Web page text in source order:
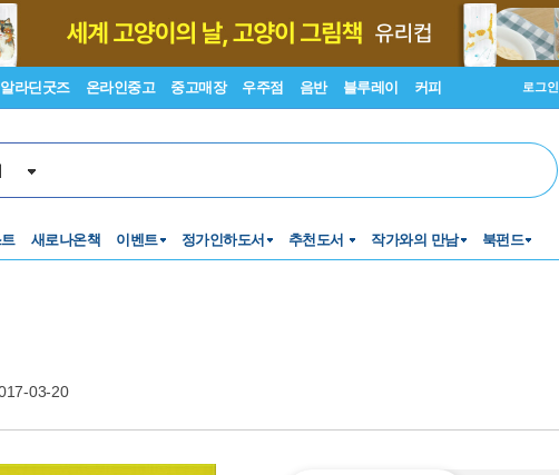
알라딘굿즈 온라인중고 중고매장 우주점 음반 블루레이 커피 로그인
새로나온책 이벤트 정가인하도서 추천도서 작가와의 만남 북펀드
03-20